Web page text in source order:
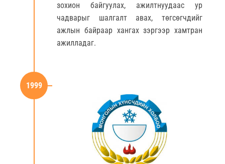
зохион байгуулах, ажилтнуудаас ур
чадварыг шалгалт авах, төгсөгчдийг
ажлын байраар хангах зэргээр хамтран
ажилладаг.
1999